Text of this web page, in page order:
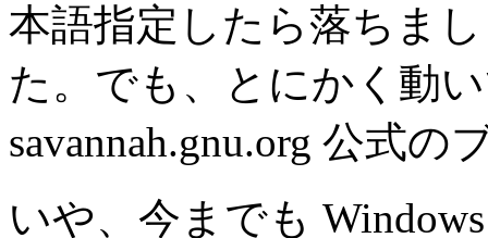
本語指定したら落ちまし
た。でも、とにかく動
savannah.gnu.org 公式の
いや、今までも